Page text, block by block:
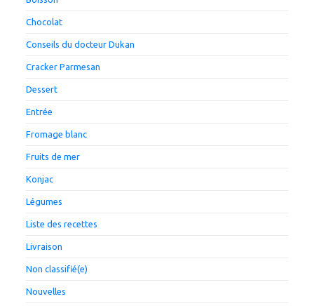
Chocolat
Conseils du docteur Dukan
Cracker Parmesan
Dessert
Entrée
Fromage blanc
Fruits de mer
Konjac
Légumes
Liste des recettes
Livraison
Non classifié(e)
Nouvelles